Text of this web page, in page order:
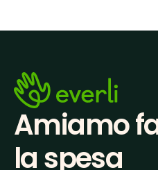
Amiamo
la spesa